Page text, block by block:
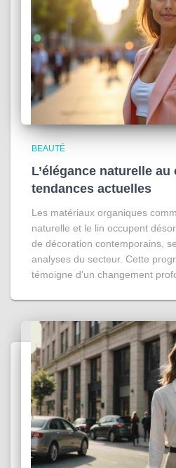
BEAUTÉ
L’élégance naturelle
tendances actuelles
Les matériaux organiques
naturelle et le lin occupent
de décoration contemporains,
analyses du secteur. Cette
témoigne d’un changement